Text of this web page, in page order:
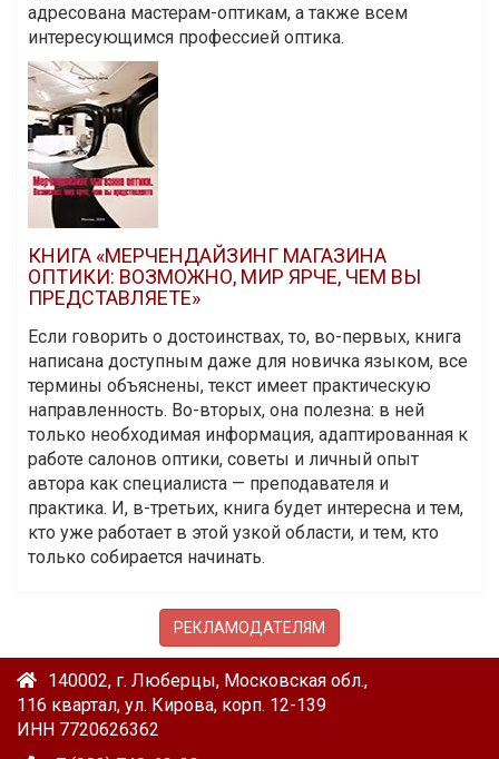
адресована мастерам-оптикам, а также всем
интересующимся профессией оптика.
КНИГА «МЕРЧЕНДАЙЗИНГ МАГАЗИНА
ОПТИКИ: ВОЗМОЖНО, МИР ЯРЧЕ, ЧЕМ ВЫ
ПРЕДСТАВЛЯЕТЕ»
Если говорить о достоинствах, то, во-первых, книга
написана доступным даже для новичка языком, все
термины объяснены, текст имеет практическую
направленность. Во-вторых, она полезна: в ней
только необходимая информация, адаптированная к
работе салонов оптики, советы и личный опыт
автора как специалиста — преподавателя и
практика. И, в-третьих, книга будет интересна и тем,
кто уже работает в этой узкой области, и тем, кто
только собирается начинать.
РЕКЛАМОДАТЕЛЯМ
140002, г. Люберцы, Московская обл.,
116 квартал, ул. Кирова, корп. 12-139
ИНН 7720626362